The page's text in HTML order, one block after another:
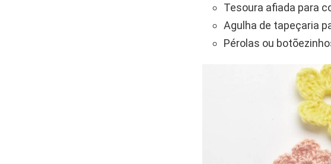
Tesoura afiada para
Agulha de tapeçaria
Pérolas ou